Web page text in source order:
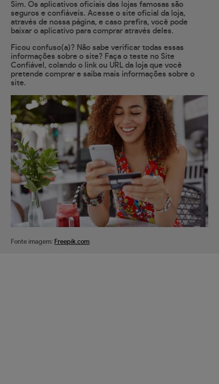
Sim. Os aplicativos oficiais das lojas famosas são
seguros e confiáveis. Acesse o site oficial da loja,
através de nossa página, e caso prefira, você pode
baixar o aplicativo para comprar através deles.
Ficou confuso(a)? Não sabe verificar todas essas
informações sobre o site? Faça o teste no Site
Confiável, colando o link ou URL da loja que você
pretende comprar e saiba mais informações sobre o
site.
Fonte imagem: Freepik.com